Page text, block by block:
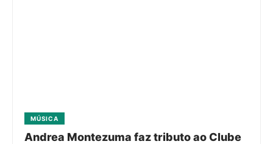
MÚSICA
Andrea Montezuma faz tributo ao Clube